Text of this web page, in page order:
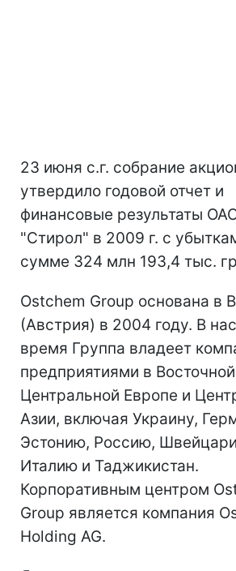
23 июня с.г. собрание
утвердило годовой отчет и
финансовые результаты
"Стирол" в 2009 г. с
сумме 324 млн 193,4 тыс.
Ostchem Group основана в
(Австрия) в 2004 году. В
время Группа владеет
предприятиями в
Центральной Европе и
Азии, включая Украину,
Эстонию, Россию,
Италию и Таджикистан.
Корпоративным центром
Group является компания
Holding AG.